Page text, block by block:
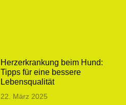
Herzerkrankung beim Hund:
Tipps für eine bessere
Lebensqualität
22. März 2025